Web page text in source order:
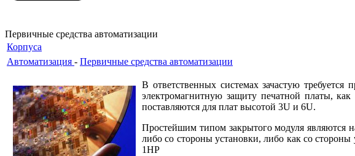
Первичные средства автоматизации
Корпуса
Автоматизация - Первичные средства автоматизации
В ответственных системах зачастую
электромагнитную защиту печатной платы,
поставляются для плат высотой 3U и 6U.
Простейшим типом закрытого модуля являются
либо со стороны установки, либо как со
1HP